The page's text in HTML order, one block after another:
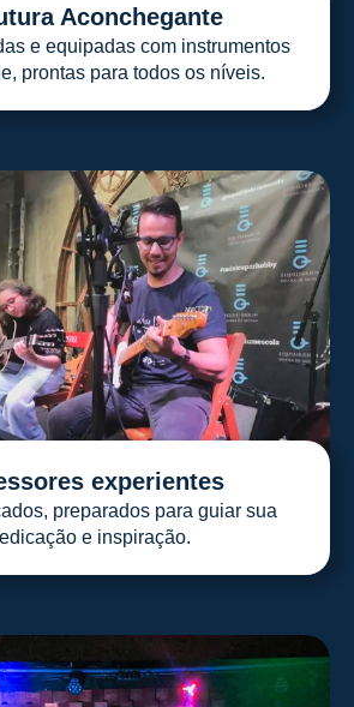
Aconchegante
e equipadas com instrumentos
prontas para todos os níveis.
experientes
preparados para guiar sua
e inspiração.